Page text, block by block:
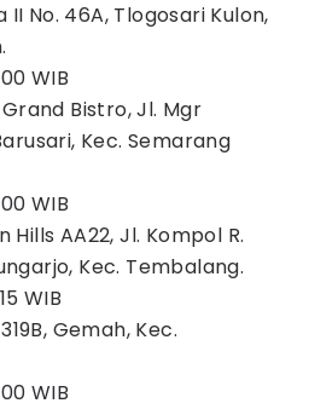
II No. 46A, Tlogosari Kulon,
WIB
Bistro, Jl. Mgr
Kec. Semarang
WIB
Hills AA22, Jl. Kompol R.
Kec. Tembalang.
WIB
Gemah, Kec.
WIB